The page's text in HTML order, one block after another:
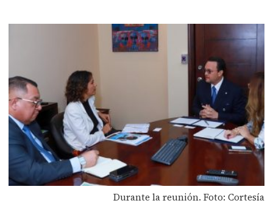
Durante la reunión. Foto: Cortesía